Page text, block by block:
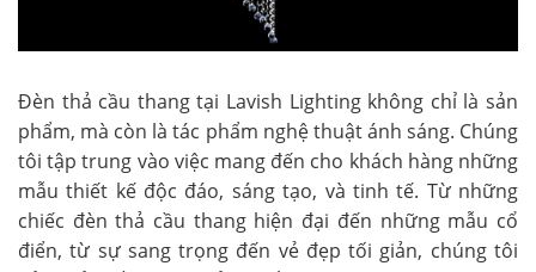
Đèn thả cầu thang tại Lavish Lighting không chỉ là sản
phẩm, mà còn là tác phẩm nghệ thuật ánh sáng. Chúng
tôi tập trung vào việc mang đến cho khách hàng những
mẫu thiết kế độc đáo, sáng tạo, và tinh tế. Từ những
chiếc đèn thả cầu thang hiện đại đến những mẫu cổ
điển, từ sự sang trọng đến vẻ đẹp tối giản, chúng tôi